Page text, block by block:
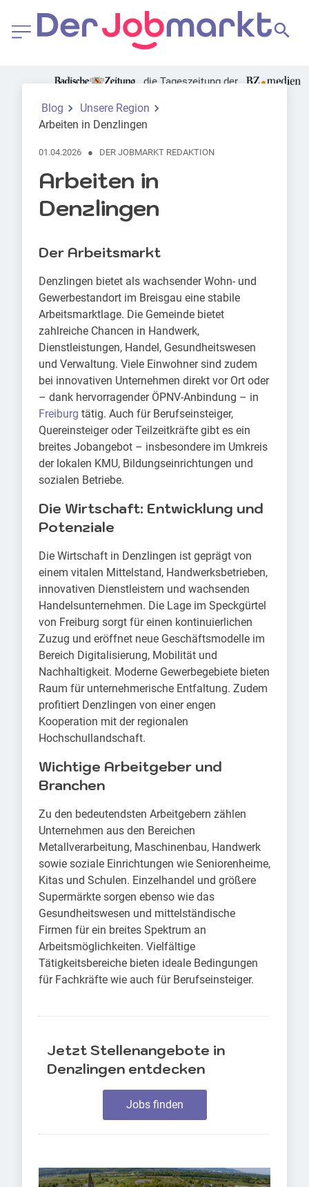
die Tageszeitung der
Foto: Patrick Dirr
Blog
Unsere Region
Arbeiten in Denzlingen
01.04.2026 ● DER JOBMARKT REDAKTION
Arbeiten in
Denzlingen
Der Arbeitsmarkt
Denzlingen bietet als wachsender Wohn- und
Gewerbestandort im Breisgau eine stabile
Arbeitsmarktlage. Die Gemeinde bietet
zahlreiche Chancen in Handwerk,
Dienstleistungen, Handel, Gesundheitswesen
und Verwaltung. Viele Einwohner sind zudem
bei innovativen Unternehmen direkt vor Ort oder
– dank hervorragender ÖPNV-Anbindung – in
Freiburg tätig. Auch für Berufseinsteiger,
Quereinsteiger oder Teilzeitkräfte gibt es ein
breites Jobangebot – insbesondere im Umkreis
der lokalen KMU, Bildungseinrichtungen und
sozialen Betriebe.
Die Wirtschaft: Entwicklung und
Potenziale
Die Wirtschaft in Denzlingen ist geprägt von
einem vitalen Mittelstand, Handwerksbetrieben,
innovativen Dienstleistern und wachsenden
Handelsunternehmen. Die Lage im Speckgürtel
von Freiburg sorgt für einen kontinuierlichen
Zuzug und eröffnet neue Geschäftsmodelle im
Bereich Digitalisierung, Mobilität und
Nachhaltigkeit. Moderne Gewerbegebiete bieten
Raum für unternehmerische Entfaltung. Zudem
profitiert Denzlingen von einer engen
Kooperation mit der regionalen
Hochschullandschaft.
Wichtige Arbeitgeber und
Branchen
Zu den bedeutendsten Arbeitgebern zählen
Unternehmen aus den Bereichen
Metallverarbeitung, Maschinenbau, Handwerk
sowie soziale Einrichtungen wie Seniorenheime,
Kitas und Schulen. Einzelhandel und größere
Supermärkte sorgen ebenso wie das
Gesundheitswesen und mittelständische
Firmen für ein breites Spektrum an
Arbeitsmöglichkeiten. Vielfältige
Tätigkeitsbereiche bieten ideale Bedingungen
für Fachkräfte wie auch für Berufseinsteiger.
Jetzt Stellenangebote in
Denzlingen entdecken
Jobs finden